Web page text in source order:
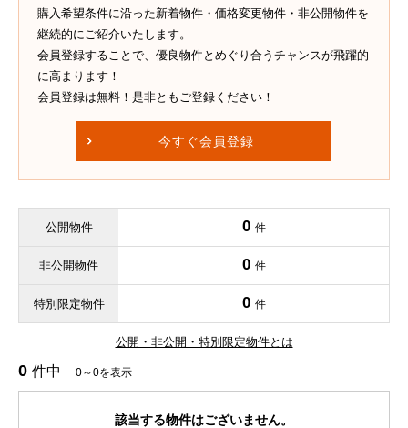
購入希望条件に沿った新着物件・価格変更物件・非公開物件を
継続的にご紹介いたします。
会員登録することで、優良物件とめぐり合うチャンスが飛躍的
に高まります！
会員登録は無料！是非ともご登録ください！
今すぐ会員登録
公開物件 0 件
非公開物件 0 件
特別限定物件 0 件
公開・非公開・特別限定物件とは
0 件中 0～0を表示
該当する物件はございません。